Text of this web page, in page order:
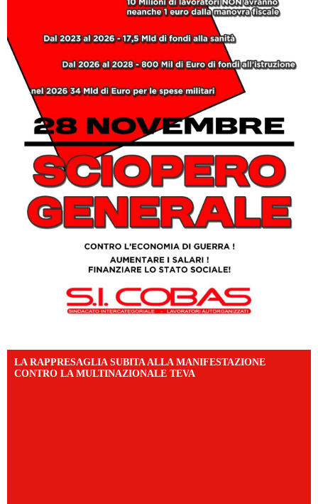
LA RAPPRESAGLIA SUBITA ALLA MANIFESTAZIONE
CONTRO LA MULTINAZIONALE TEVA